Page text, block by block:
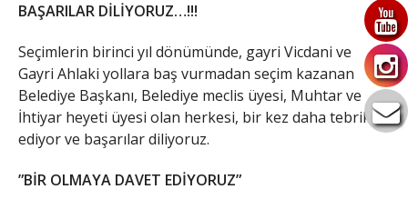
BAŞARILAR DİLİYORUZ…!!!
Seçimlerin birinci yıl dönümünde, gayri Vicdani ve
Gayri Ahlaki yollara baş vurmadan seçim kazanan
Belediye Başkanı, Belediye meclis üyesi, Muhtar ve
İhtiyar heyeti üyesi olan herkesi, bir kez daha tebrik
ediyor ve başarılar diliyoruz.
”BİR OLMAYA DAVET EDİYORUZ”